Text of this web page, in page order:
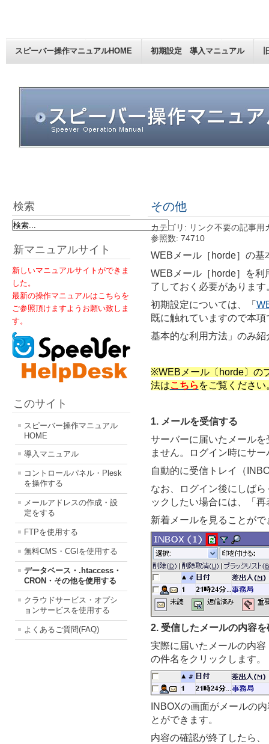
スピーバー操作マニュアルHOME 初期設定 導入マニュアル
検索
新マニュアルサイト
新しいマニュアルサイトができま
した。
最新の操作マニュアルはこちらを
ご参照頂けますようお願い致しま
す。
このサイト
スピーバー操作マニュアル
HOME
導入マニュアル
コントロールパネル・Plesk
を操作する
メールアドレスの作成・設
定をする
FTPを使用する
無料CMS・CGIを使用する
データベース・.htaccess・
CRON・その他を使用する
クラウドサービス・オプシ
ョンサービスを使用する
よくあるご質問(FAQ)
その他
カテゴリ: リンク不要の記事用
参照数: 74710
WEBメール［horde］の基
WEBメール［horde］を利
了しておく必要があります
初期設定については、「
既に触れていますので本
基本的な利用方法」のみ紹
※WEBメール〔horde〕の
法はこちら をご覧ください
1. メールを受信する
サーバーに届いたメール
ません。ログイン時にサ
自動的に受信トレイ（
なお、ログイン後にしば
ックしたい場合には、「
新着メールを見ることがで
2. 受信したメールの内容を
実際に届いたメールの内
の件名をクリックします。
INBOXの画面がメールの
とができます。
内容の確認が終了したら